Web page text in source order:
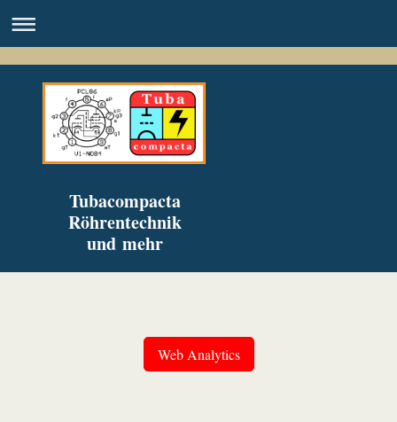
Tubacompacta
Röhrentechnik
und mehr
Web Analytics